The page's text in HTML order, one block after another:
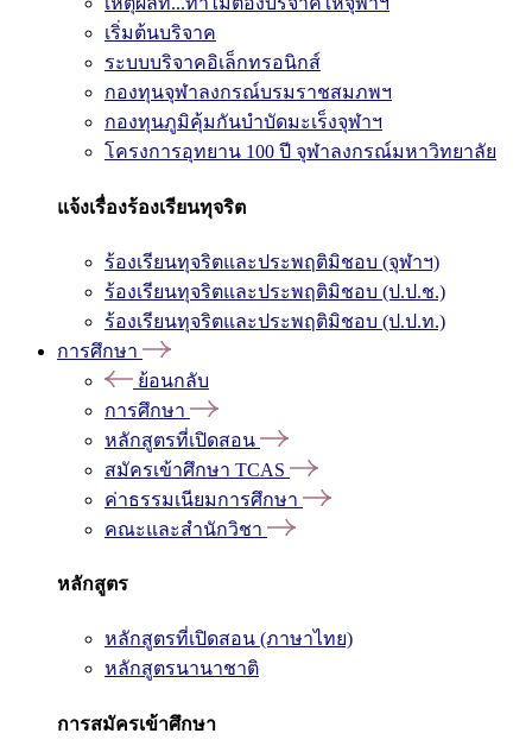
เริ่มต้นบริจาค
ระบบบริจาคอิเล็กทรอนิกส์
กองทุนจุฬาลงกรณ์บรมราชสมภพฯ
กองทุนภูมิคุ้มกันบำบัดมะเร็งจุฬาฯ
โครงการอุทยาน 100 ปี จุฬาลงกรณ์มหาวิทยาลัย
แจ้งเรื่องร้องเรียนทุจริต
ร้องเรียนทุจริตและประพฤติมิชอบ (จุฬาฯ)
ร้องเรียนทุจริตและประพฤติมิชอบ (ป.ป.ช.)
ร้องเรียนทุจริตและประพฤติมิชอบ (ป.ป.ท.)
การศึกษา
ย้อนกลับ
การศึกษา
หลักสูตรที่เปิดสอน
สมัครเข้าศึกษา TCAS
ค่าธรรมเนียมการศึกษา
คณะและสำนักวิชา
หลักสูตร
หลักสูตรที่เปิดสอน (ภาษาไทย)
หลักสูตรนานาชาติ
การสมัครเข้าศึกษา